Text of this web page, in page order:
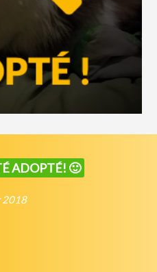
ADOPTÉ! 🙂
2018